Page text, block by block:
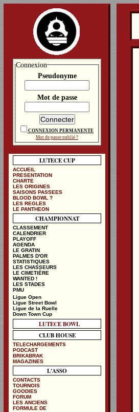
Connexion
Pseudonyme
Mot de passe
CONNEXION PERMANENTE
Mot de passe oublié ?
LUTECE CUP
ACCUEIL
PRESENTATION
CHARTE
LES ORIGINES
SAISONS PASSEES
BLOOD BOWL ?
LES REGLES
LE PANTHEON
CHAMPIONNAT
CLASSEMENT
CALENDRIER
PLAYOFF
AGENDA
LE GRATIN
PALMES D'OR
STATISTIQUES
LES CHASSEURS
LE CIMETIÈRE
WANTED !
LES STADES
PMU
Ligue Open
Ligue Street Bowl
Ligue de la Ruelle
Down Town Cup
LUTECE BOWL
CLUB HOUSE
TELECHARGEMENTS
PODCAST
BRIKABRAK
MAGAZINES
L'ASSO
CONTACTS
TOURNOIS
GOODIES
FORUM
LES ANCIENS
FORMULE DE